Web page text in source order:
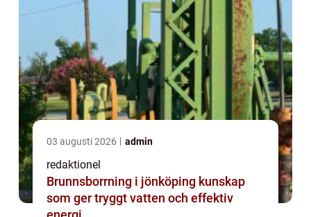
03 augusti 2026 admin
redaktionel
Brunnsborrning i jönköping kunskap
som ger tryggt vatten och effektiv